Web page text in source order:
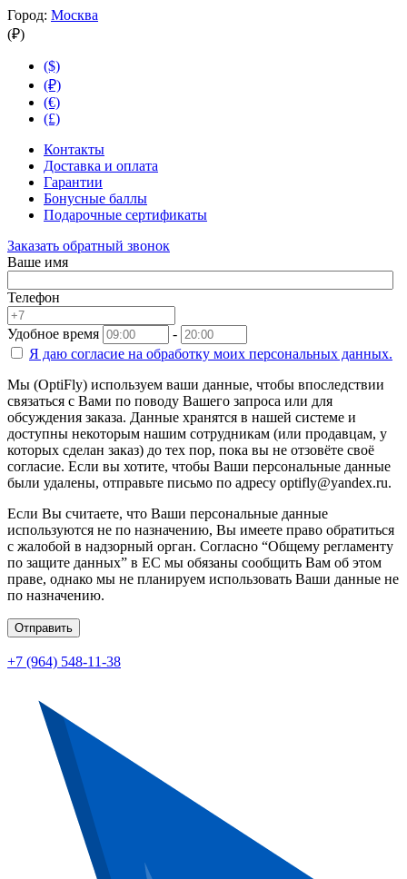
Город: Москва
(₽)
($)
(₽)
(€)
(£)
Контакты
Доставка и оплата
Гарантии
Бонусные баллы
Подарочные сертификаты
Заказать обратный звонок
Ваше имя
Телефон
Удобное время
-
Я даю согласие на обработку моих персональных данных.
Мы (OptiFly) используем ваши данные, чтобы впоследствии
связаться с Вами по поводу Вашего запроса или для
обсуждения заказа. Данные хранятся в нашей системе и
доступны некоторым нашим сотрудникам (или продавцам, у
которых сделан заказ) до тех пор, пока вы не отзовёте своё
согласие. Если вы хотите, чтобы Ваши персональные данные
были удалены, отправьте письмо по адресу optifly@yandex.ru.
Если Вы считаете, что Ваши персональные данные
используются не по назначению, Вы имеете право обратиться
с жалобой в надзорный орган. Согласно “Общему регламенту
по защите данных” в ЕС мы обязаны сообщить Вам об этом
праве, однако мы не планируем использовать Ваши данные не
по назначению.
Отправить
+7 (964) 548-11-38